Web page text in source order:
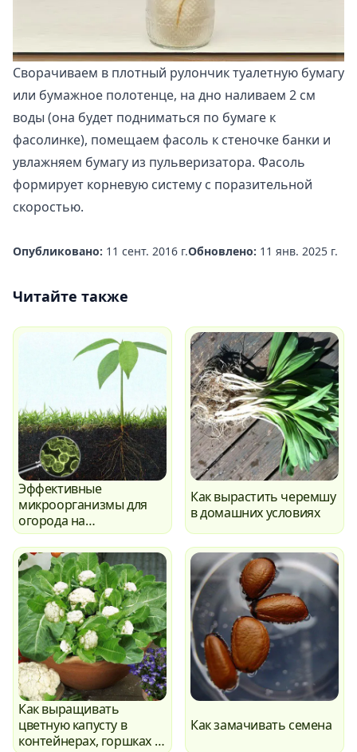
Сворачиваем в плотный рулончик туалетную бумагу
или бумажное полотенце, на дно наливаем 2 см
воды (она будет подниматься по бумаге к
фасолинке), помещаем фасоль к стеночке банки и
увлажняем бумагу из пульверизатора. Фасоль
формирует корневую систему с поразительной
скоростью.
Опубликовано: 11 сент. 2016 г.Обновлено: 11 янв. 2025 г.
Читайте также
Эффективные
микроорганизмы для
огорода на
подоконнике
Как вырастить черемшу
в домашних условиях
Как выращивать
цветную капусту в
контейнерах, горшках (и
Как замачивать семена